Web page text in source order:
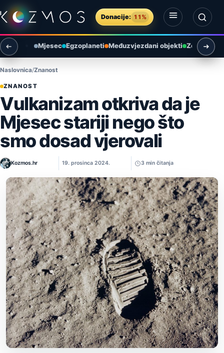
Preskoči na sadržaj
Donacije: 11%
Otvori izbornik
Otvori pretragu
Mjesec Egzoplaneti Međuzvjezdani objekti Zemlja i
Naslovnica Znanost
ZNANOST
Vulkanizam otkriva da je
Mjesec stariji nego što
smo dosad vjerovali
Kozmos.hr 19. prosinca 2024. 3 min čitanja